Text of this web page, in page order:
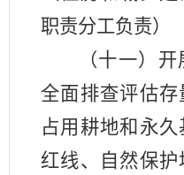
职责分工负责）
（十一）
全面排查评估
占用耕地和永
红线、自然保